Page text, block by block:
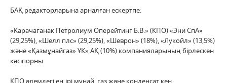
БАҚ редакторларына арналған ескертпе:
«Карачаганак Петролиум Оперейтинг Б.В.» (КПО) «Эни СпА»
(29,25%), «Шелл плс» (29,25%), «Шеврон» (18%), «Лукойл» (13,5%)
және «Қазмұнайгаз» ҰК» АҚ (10%) компанияларының бірлескен
кәсіпорны.
КПО әлемдегі ең ірі мұнай, газ және конденсат кен